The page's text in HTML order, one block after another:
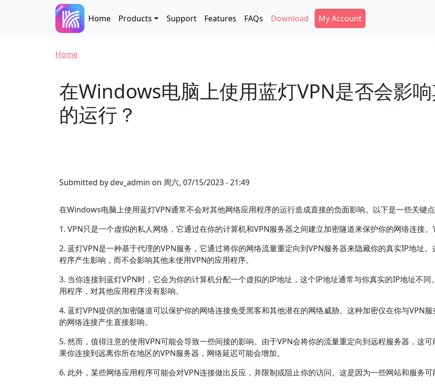
Skip to main content
Main navigation
Home Products Support Features FAQs Download Secondary Menu
My Account
Breadcrumb
Home
在Windows电脑上使用蓝灯VPN是否会影
的运行？
Submitted bydev_admin on 周六, 07/15/2023 - 21:49
在Windows电脑上使用蓝灯VPN通常不会对其他网络应用程序的运行造成直接的负面影响。以下是一些关键
1. VPN只是一个虚拟的私人网络，它通过在你的计算机和VPN服务器之间建立加密隧道来保护你的网络连接
2. 蓝灯VPN是一种基于代理的VPN服务，它通过将你的网络流量重定向到VPN服务器来隐藏你的真实IP地址
程序产生影响，而不会影响其他未使用VPN的应用程序。
3. 当你连接到蓝灯VPN时，它会为你的计算机分配一个虚拟的IP地址，这个IP地址通常与你真实的IP地址不
用程序，对其他应用程序没有影响。
4. 蓝灯VPN提供的加密隧道可以保护你的网络连接免受黑客和其他潜在的网络威胁。这种加密仅在你与VPN
的网络连接产生直接影响。
5. 然而，值得注意的使用VPN可能会导致一些间接的影响。由于VPN会将你的流量重定向到远程服务器，这
果你连接到远离你所在地区的VPN服务器，网络延迟可能会增加。
6. 此外，某些网络应用程序可能会对VPN连接做出反应，并限制或阻止你的访问。这是因为一些网站和服务